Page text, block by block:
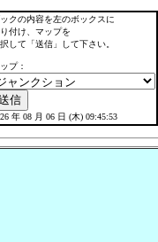
クの内容を左のボックスに
付け、マップを
して「送信」して下さい。
プ：
年 08 月 06 日 (木) 09:45:53